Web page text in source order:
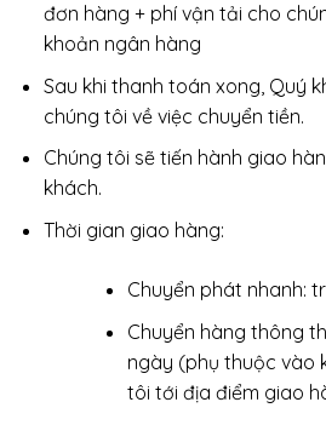
đơn hàng + phí vận tải cho
khoản ngân hàng
Sau khi thanh toán xong, Quý
chúng tôi về việc chuyển tiền.
Chúng tôi sẽ tiến hành giao
khách.
Thời gian giao hàng:
Chuyển phát nhanh:
Chuyển hàng thông
ngày (phụ thuộc vào
tôi tới địa điểm giao